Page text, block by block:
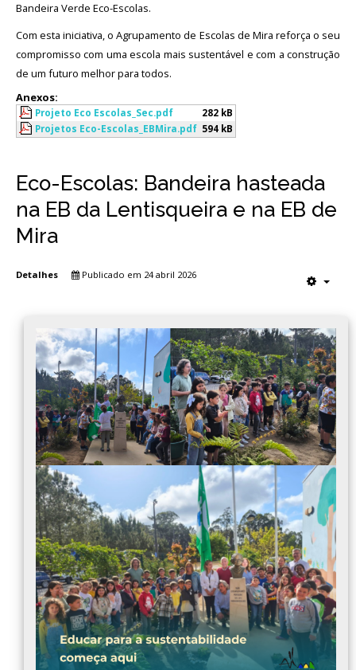
Bandeira Verde Eco-Escolas.
Com esta iniciativa, o Agrupamento de Escolas de Mira reforça o seu
compromisso com uma escola mais sustentável e com a construção
de um futuro melhor para todos.
Anexos:
Projeto Eco Escolas_Sec.pdf
282 kB
Projetos Eco-Escolas_EBMira.pdf 594 kB
Eco-Escolas: Bandeira hasteada
na EB da Lentisqueira e na EB de
Mira
Detalhes Publicado em 24 abril 2026